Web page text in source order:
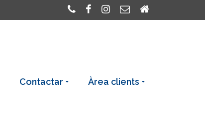
Contactar Àrea clients